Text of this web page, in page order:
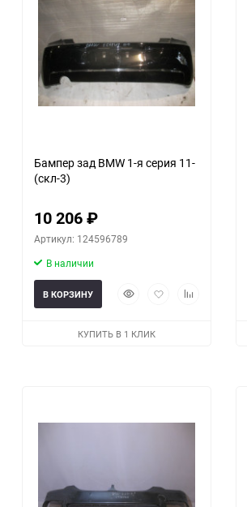
60
90
150
Бампер зад BMW 1-я серия 11-
(скл-3)
10 206₽
Артикул: 124596789
В наличии
БыстрыйДобавитьДобавить
В КОРЗИНУ
КУПИТЬ В 1 КЛИК